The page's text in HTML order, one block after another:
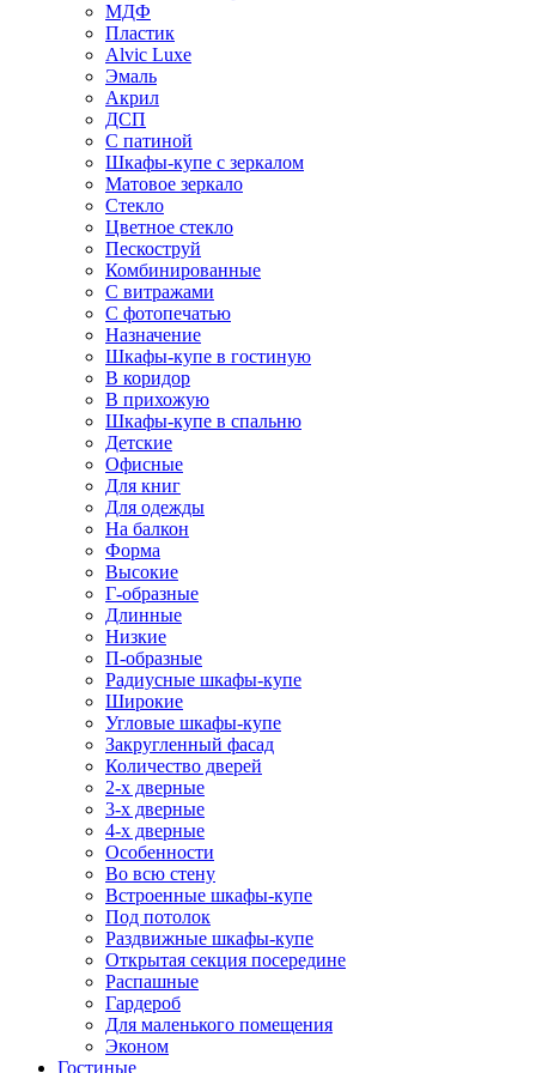
МДФ
Пластик
Alvic Luxe
Эмаль
Акрил
ДСП
С патиной
Шкафы-купе с зеркалом
Матовое зеркало
Стекло
Цветное стекло
Пескоструй
Комбинированные
С витражами
С фотопечатью
Назначение
Шкафы-купе в гостиную
В коридор
В прихожую
Шкафы-купе в спальню
Детские
Офисные
Для книг
Для одежды
На балкон
Форма
Высокие
Г-образные
Длинные
Низкие
П-образные
Радиусные шкафы-купе
Широкие
Угловые шкафы-купе
Закругленный фасад
Количество дверей
2-х дверные
3-х дверные
4-х дверные
Особенности
Во всю стену
Встроенные шкафы-купе
Под потолок
Раздвижные шкафы-купе
Открытая секция посередине
Распашные
Гардероб
Для маленького помещения
Эконом
Гостиные